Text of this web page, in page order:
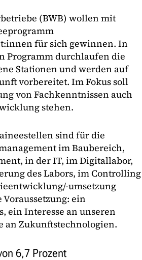
(BWB) wollen mit
für sich gewinnen. In
Programm durchlaufen die
Stationen und werden auf
vorbereitet. Im Fokus soll
von Fachkenntnissen auch
stehen.
sind für die
im Baubereich,
in der IT, im Digitallabor,
des Labors, im Controlling
umsetzung
ein
ein Interesse an unseren
an Zukunftstechnologien.
6,7 Prozent